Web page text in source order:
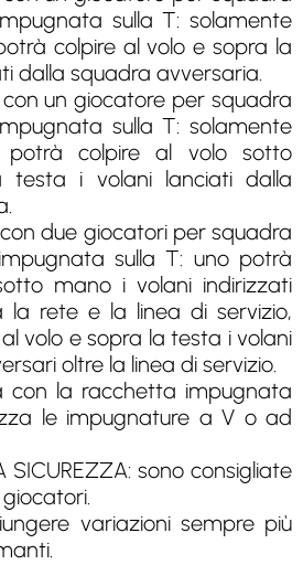
sulla T: solamente
colpire al volo e sopra la
dalla squadra avversaria.
un giocatore per squadra
sulla T: solamente
potrà colpire al volo sotto
i volani lanciati dalla
due giocatori per squadra
sulla T: uno potrà
mano i volani indirizzati
la rete e la linea di servizio,
volo e sopra la testa i volani
oltre la linea di servizio.
con la racchetta impugnata
le impugnature a V o ad
SICUREZZA: sono consigliate
variazioni sempre più